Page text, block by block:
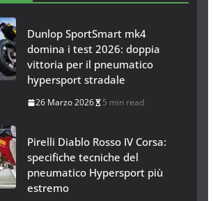
Dunlop SportSmart mk4
domina i test 2026: doppia
vittoria per il pneumatico
hypersport stradale
26 Marzo 2026 5 min read
Pirelli Diablo Rosso IV Corsa:
specifiche tecniche del
pneumatico Hypersport più
estremo